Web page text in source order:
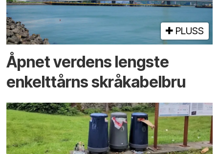
PLUSS
Åpnet verdens lengste
enkelt­tårns skrå­kabel­bru